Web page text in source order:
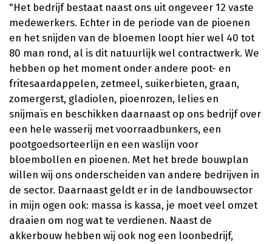
"Het bedrijf bestaat naast ons uit ongeveer 12 vaste
medewerkers. Echter in de periode van de pioenen
en het snijden van de bloemen loopt hier wel 40 tot
80 man rond, al is dit natuurlijk wel contractwerk. We
hebben op het moment onder andere poot- en
fritesaardappelen, zetmeel, suikerbieten, graan,
zomergerst, gladiolen, pioenrozen, lelies en
snijmaïs en beschikken daarnaast op ons bedrijf over
een hele wasserij met voorraadbunkers, een
pootgoedsorteerlijn en een waslijn voor
bloembollen en pioenen. Met het brede bouwplan
willen wij ons onderscheiden van andere bedrijven in
de sector. Daarnaast geldt er in de landbouwsector
in mijn ogen ook: massa is kassa, je moet veel omzet
draaien om nog wat te verdienen. Naast de
akkerbouw hebben wij ook nog een loonbedrijf,